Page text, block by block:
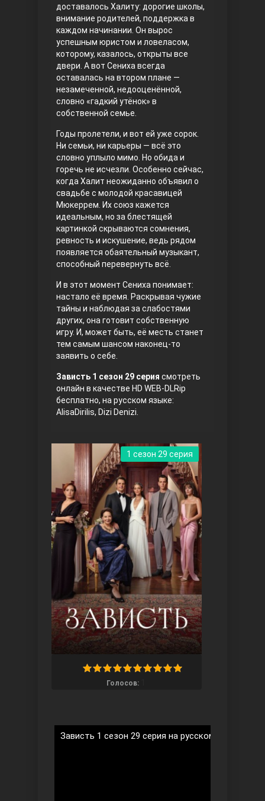
Правосyдие
Любовь напрокат
Воскресший Эртугрул
Три сестры
Ветреный холм
Ты назови
Запретный плод
доставалось Халиту: дорогие школы,
внимание родителей, поддержка в
каждом начинании. Он вырос
успешным юристом и ловеласом,
которому, казалось, открыты все
двери. А вот Сениха всегда
оставалась на втором плане —
незамеченной, недооценённой,
словно «гадкий утёнок» в
собственной семье.
Годы пролетели, и вот ей уже сорок.
Ни семьи, ни карьеры — всё это
словно уплыло мимо. Но обида и
горечь не исчезли. Особенно сейчас,
когда Халит неожиданно объявил о
свадьбе с молодой красавицей
Мюкеррем. Их союз кажется
идеальным, но за блестящей
картинкой скрываются сомнения,
ревность и искушение, ведь рядом
появляется обаятельный музыкант,
способный перевернуть всё.
И в этот момент Сениха понимает:
настало её время. Раскрывая чужие
тайны и наблюдая за слабостями
других, она готовит собственную
игру. И, может быть, её месть станет
тем самым шансом наконец-то
заявить о себе.
Зависть 1 сезон 29 серия смотреть
онлайн в качестве HD WEB-DLRip
бесплатно, на русском языке:
AlisaDirilis, Dizi Denizi.
Голосов:
1 сезон 29 серия
Зависть 1 сезон 29 серия на русском языке